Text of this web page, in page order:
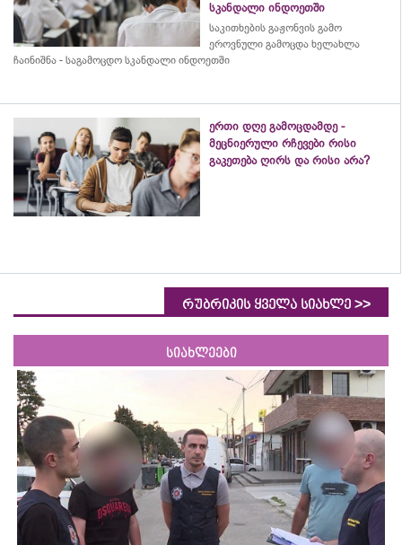
სკანდალი ინდოეთში
საკითხების გაჟონვის გამო
ეროვნული გამოცდა ხელახლა
ჩაინიშნა - საგამოცდო სკანდალი ინდოეთში
ერთი დღე გამოცდამდე -
მეცნიერული რჩევები რისი
გაკეთება ღირს და რისი არა?
რუბრიკის ყველა სიახლე >>
სიახლეები